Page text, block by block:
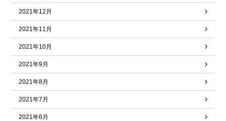
2021年12月
2021年11月
2021年10月
2021年9月
2021年8月
2021年7月
2021年6月